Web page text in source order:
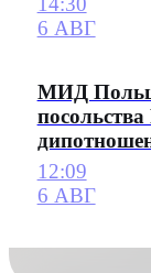
6 АВГ
МИД
12:09
6 АВГ